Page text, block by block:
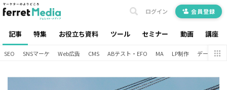
記事 特集 お役立ち資料 ツール セミナー 動画 講座
ログイン 会員登録
SEO SNSマーケ Web広告 CMS ABテスト・EFO MA LP制作 データ分析